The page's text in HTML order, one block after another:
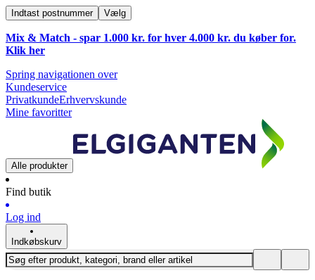
Indtast postnummer Vælg
Mix & Match - spar 1.000 kr. for hver 4.000 kr. du køber for.
Klik her
Spring navigationen over
Kundeservice
PrivatkundeErhvervskunde
Mine favoritter
Alle produkter
Find butik
Log ind
Indkøbskurv